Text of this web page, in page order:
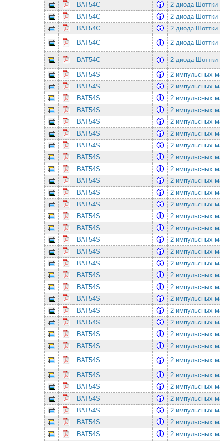
BAT54C
2 диода
BAT54C
2 диода
BAT54C
2 диода
BAT54C
2 диода
BAT54C
2 диода
BAT54S
2 импульсных
BAT54S
2 импульсных
BAT54S
2 импульсных
BAT54S
2 импульсных
BAT54S
2 импульсных
BAT54S
2 импульсных
BAT54S
2 импульсных
BAT54S
2 импульсных
BAT54S
2 импульсных
BAT54S
2 импульсных
BAT54S
2 импульсных
BAT54S
2 импульсных
BAT54S
2 импульсных
BAT54S
2 импульсных
BAT54S
2 импульсных
BAT54S
2 импульсных
BAT54S
2 импульсных
BAT54S
2 импульсных
BAT54S
2 импульсных
BAT54S
2 импульсных
BAT54S
2 импульсных
BAT54S
2 импульсных
BAT54S
2 импульсных
BAT54S
2 импульсных
BAT54S
2 импульсных
BAT54S
2 импульсных
BAT54S
2 импульсных
BAT54S
2 импульсных
BAT54S
2 импульсных
BAT54S
2 импульсных
BAT54S
2 импульсных